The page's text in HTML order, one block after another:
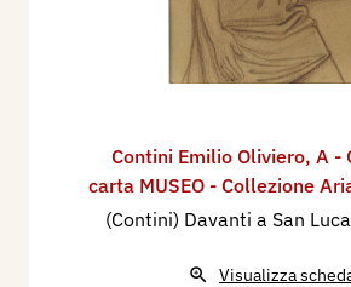
Contini Emilio Oliviero, A -
carta MUSEO - Collezione
(Contini) Davanti a San
Visualizza